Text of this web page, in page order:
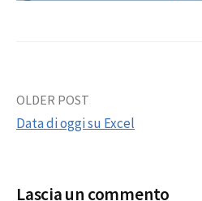
Post
OLDER POST
Data di oggi su Excel
Lascia un commento